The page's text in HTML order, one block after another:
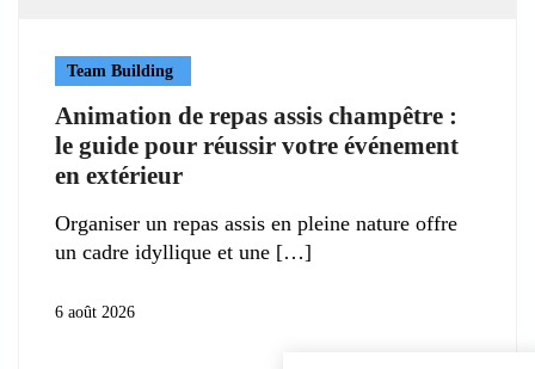
Team Building
Animation de repas assis champêtre :
le guide pour réussir votre événement
en extérieur
Organiser un repas assis en pleine nature offre
un cadre idyllique et une
6 août 2026